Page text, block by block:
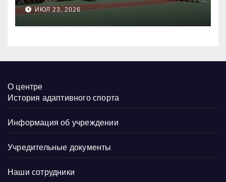
атлетике по спорту лиц с
поражением опорно-
двигательного аппарата
ИЮЛ 23, 2026
О центре
История адаптивного спорта
Информация об учреждении
Учредительные документы
Наши сотрудники